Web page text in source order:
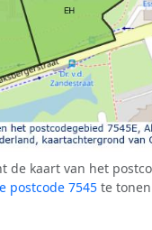
de kaart van het
postcode 7545 te